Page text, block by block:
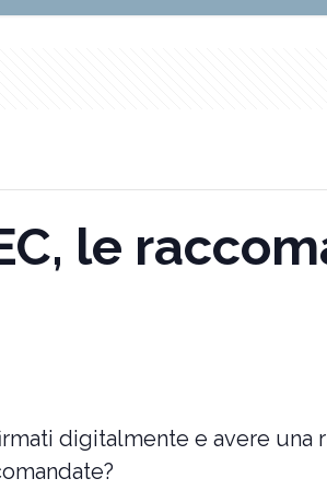
le
digitalmente e avere una